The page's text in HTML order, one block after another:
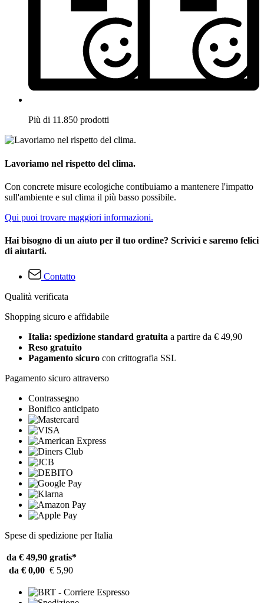
Più di 11.850 prodotti
Lavoriamo nel rispetto del clima.
Con concrete misure ecologiche contibuiamo a mantenere l'impatto
sull'ambiente e sul clima il più basso possibile.
Qui puoi trovare maggiori informazioni.
Hai bisogno di un aiuto per il tuo ordine? Scrivici e saremo felici
di aiutarti.
Contatto
Qualità verificata
Shopping sicuro e affidabile
Italia: spedizione standard gratuita a partire da € 49,90
Reso gratuito
Pagamento sicuro con crittografia SSL
Pagamento sicuro attraverso
Contrassegno
Bonifico anticipato
Spese di spedizione per Italia
da € 49,90 gratis*
da € 0,00 € 5,90